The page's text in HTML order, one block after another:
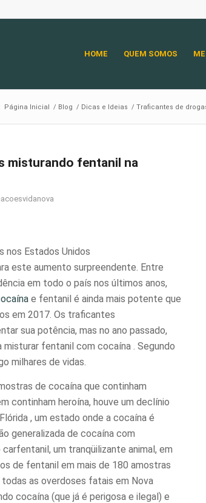
HOME QUEM SOMOS
Página Inicial / Blog / Dicas e Ideias / Traficantes de
misturando fentanil na
nos Estados Unidos
este aumento surpreendente. Entre
em todo o país nos últimos anos,
e fentanil é ainda mais potente que
em 2017. Os traficantes
sua potência, mas no ano passado,
misturar fentanil com cocaína . Segundo
milhares de vidas.
de cocaína que continham
continham heroína, houve um declínio
Flórida , um estado onde a cocaína é
generalizada de cocaína com
um tranqüilizante animal, em
de fentanil em mais de 180 amostras
as overdoses fatais em Nova
cocaína (que já é perigosa e ilegal) e